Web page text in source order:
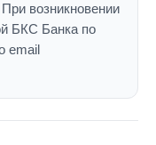
возникновении
БКС Банка по
email